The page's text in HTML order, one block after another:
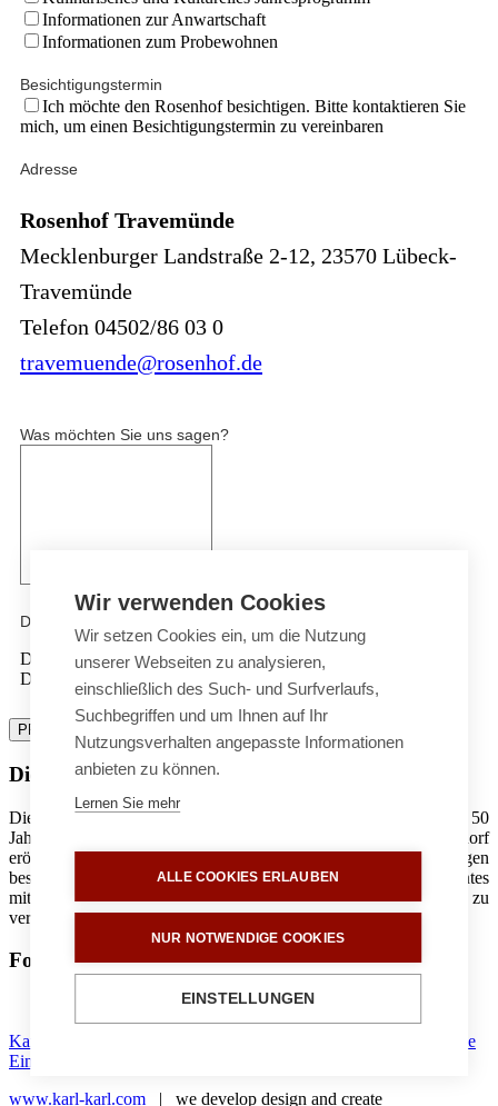
Informationen zur Anwartschaft
Informationen zum Probewohnen
Besichtigungstermin
Ich möchte den Rosenhof besichtigen. Bitte kontaktieren Sie
mich, um einen Besichtigungstermin zu vereinbaren
Adresse
Rosenhof Travemünde
Mecklenburger Landstraße 2-12, 23570 Lübeck-
Travemünde
Telefon 04502/86 03 0
travemuende@rosenhof.de
Was möchten Sie uns sagen?
Datenschutz
Die Verarbeitung Ihrer Daten erfolgt entsprechend unserer
Datenschutzerklärung abrufbar unterrosenhof.de/datenschutz
PREV
Die Rosenhof Seniorenwohnanlagen
Die Rosenhof Seniorenwohnanlagen gibt es in Deutschland seit 50
Jahren. Das Jüngste von derzeit elf Häusern ist in Berlin-Zehlendorf
eröffnet worden. Das Konzept der Rosenhof Seniorenwohnanlagen
besteht darin, Großzügigkeit und Komfort eines privaten Ambientes
mit dem Dienstleistungsangebot einer Seniorenwohnanlage zu
verbinden.
Follow us on
Karriere
Cookie
Einstellungen
www.karl-karl.com | we develop design and create
Wir verwenden Cookies
Wir setzen Cookies ein, um die Nutzung
unserer Webseiten zu analysieren,
einschließlich des Such- und Surfverlaufs,
Suchbegriffen und um Ihnen auf Ihr
Nutzungsverhalten angepasste Informationen
anbieten zu können.
Lernen Sie mehr
ALLE COOKIES ERLAUBEN
NUR NOTWENDIGE COOKIES
EINSTELLUNGEN